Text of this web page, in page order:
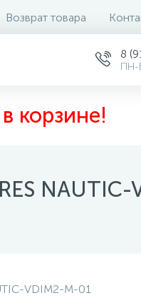
Возврат товара
8
ПН-
корзине!
VDIM2-M-01